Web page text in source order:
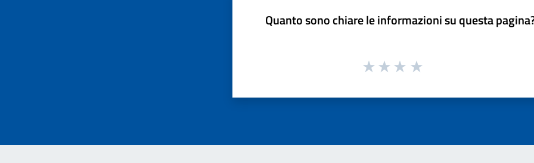
Quanto sono chiare le informazioni su questa